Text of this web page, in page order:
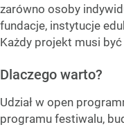
zarówno osoby
fundacje, instytucje
Każdy projekt musi
Dlaczego warto?
Udział w open
programu festiwalu,